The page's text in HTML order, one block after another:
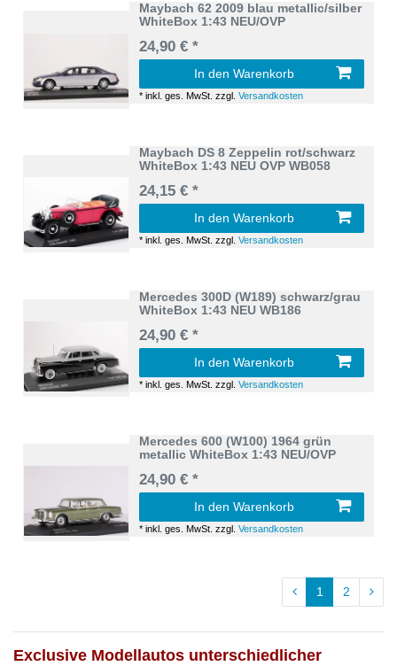
Maybach 62 2009 blau metallic/silber
WhiteBox 1:43 NEU/OVP
24,90 € *
In den Warenkorb
*inkl. ges. MwSt. zzgl.Versandkosten
Maybach DS 8 Zeppelin rot/schwarz
WhiteBox 1:43 NEU OVP WB058
24,15 € *
In den Warenkorb
*inkl. ges. MwSt. zzgl.Versandkosten
Mercedes 300D (W189) schwarz/grau
WhiteBox 1:43 NEU WB186
24,90 € *
In den Warenkorb
*inkl. ges. MwSt. zzgl.Versandkosten
Mercedes 600 (W100) 1964 grün
metallic WhiteBox 1:43 NEU/OVP
24,90 € *
In den Warenkorb
*inkl. ges. MwSt. zzgl.Versandkosten
1 2
Exclusive Modellautos unterschiedlicher